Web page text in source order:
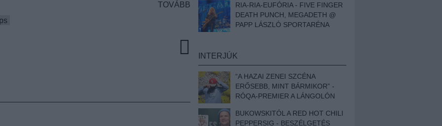
TOVÁBB
RIA-RIA-EUFÓRIA - FIVE FINGER
DEATH PUNCH, MEGADETH @
PAPP LÁSZLÓ SPORTARÉNA
INTERJÚK
“A HAZAI ZENEI SZCÉNA
ERŐSEBB, MINT BÁRMIKOR” -
RÓQA-PREMIER A LÁNGOLÓN
BUKOWSKITÓL A RED HOT CHILI
PEPPERSIG - BESZÉLGETÉS